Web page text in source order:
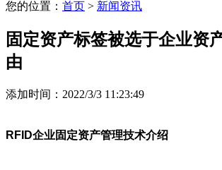
您的位置： 首页 > 新闻资讯
固定资产标签被选于企业资
由
添加时间：2022/3/3 11:23:49
RFID企业固定资产管理技术介绍